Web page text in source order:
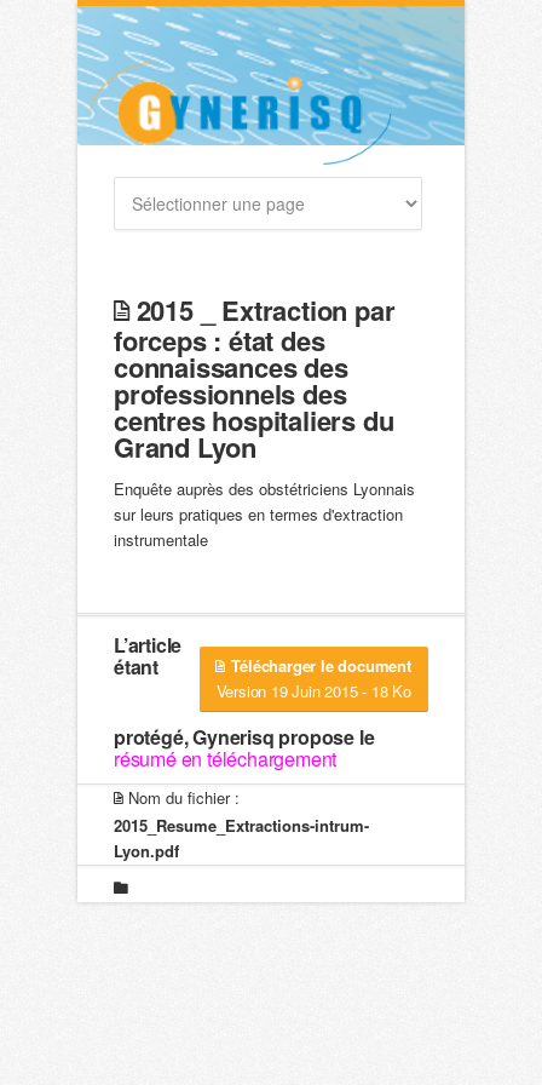
2015 _ Extraction par
forceps : état des
connaissances des
professionnels des
centres hospitaliers du
Grand Lyon
Enquête auprès des obstétriciens Lyonnais
sur leurs pratiques en termes d'extraction
instrumentale
Télécharger le document
Version 19 Juin 2015 - 18 Ko
L’article
étant
protégé, Gynerisq propose le
résumé en téléchargement
Nom du fichier :
2015_Resume_Extractions-intrum-
Lyon.pdf